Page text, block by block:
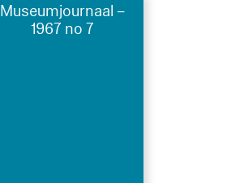
Museumjournaal –
1967 no 7